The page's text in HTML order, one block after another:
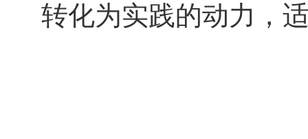
转化为实践的动力，